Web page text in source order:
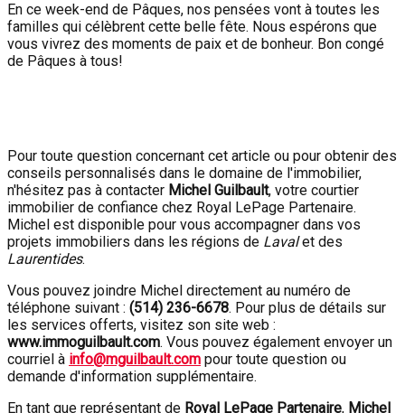
En ce week-end de Pâques, nos pensées vont à toutes les
familles qui célèbrent cette belle fête. Nous espérons que
vous vivrez des moments de paix et de bonheur. Bon congé
de Pâques à tous!
Pour toute question concernant cet article ou pour obtenir des
conseils personnalisés dans le domaine de l'immobilier,
n'hésitez pas à contacter Michel Guilbault, votre courtier
immobilier de confiance chez Royal LePage Partenaire.
Michel est disponible pour vous accompagner dans vos
projets immobiliers dans les régions de Lavalet des
Laurentides.
Vous pouvez joindre Michel directement au numéro de
téléphone suivant : (514) 236-6678. Pour plus de détails sur
les services offerts, visitez son site web :
www.immoguilbault.com. Vous pouvez également envoyer un
courriel à info@mguilbault.com pour toute question ou
demande d'information supplémentaire.
En tant que représentant de Royal LePage Partenaire, Michel